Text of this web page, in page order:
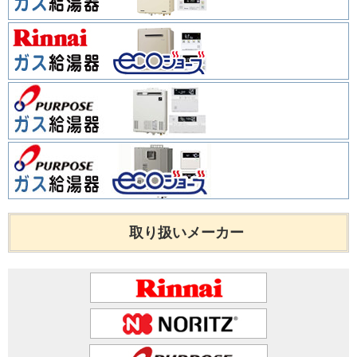
取り扱いメーカー